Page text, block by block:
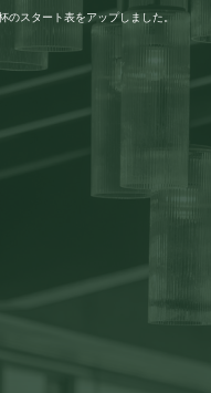
スタート表をアップしました。